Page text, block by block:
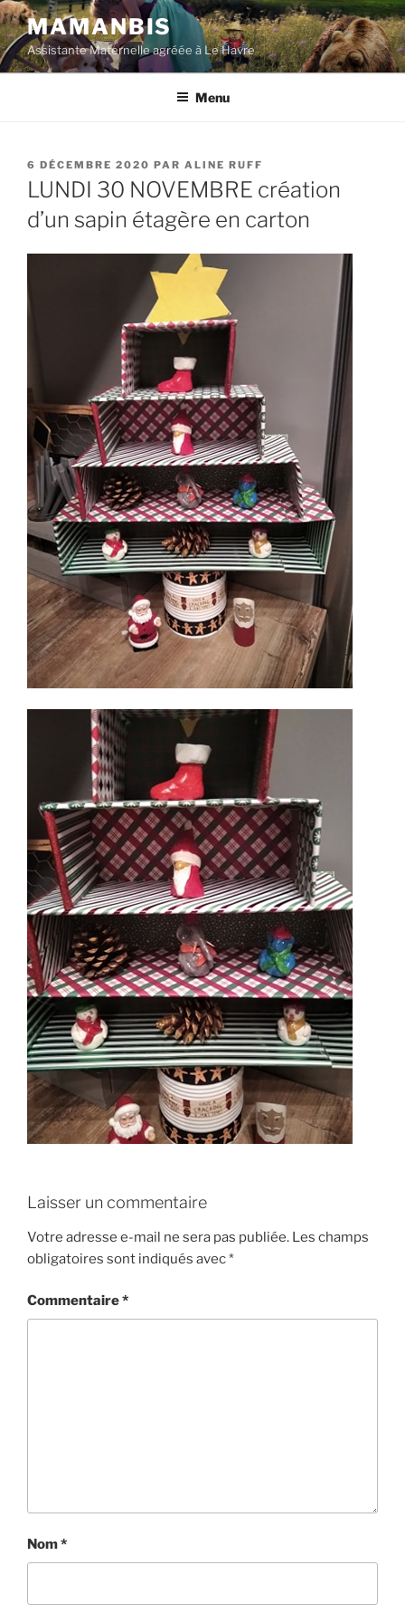
Aller
au
contenu
principal
MAMANBIS
Assistante Maternelle agréée à Le Havre
Menu
PUBLIÉ
LE
6 DÉCEMBRE 2020 PAR ALINE RUFF
LUNDI 30 NOVEMBRE création
d’un sapin étagère en carton
Laisser un commentaire
Votre adresse e-mail ne sera pas publiée. Les champs
obligatoires sont indiqués avec*
Commentaire*
Nom*